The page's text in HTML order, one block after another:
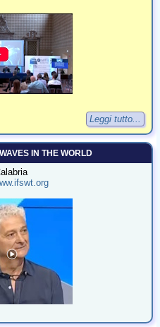
Leggi tutto...
IN THE WORLD